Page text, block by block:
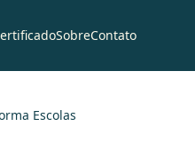
SobreContato
Escolas